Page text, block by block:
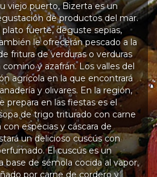
viejo puerto, Bizerta es un
de productos del mar.
fuerte, deguste sepias,
le ofrecerán pescado a la
fritura de verduras o verduras
y azafrán. Los valles del
agrícola en la que encontrará
y olivares. En la región,
prepara en las fiestas es el
de trigo triturado con carne
especias y cáscara de
un delicioso cuscús con
El cuscús es un
de sémola cocida al vapor,
por carne de cordero y